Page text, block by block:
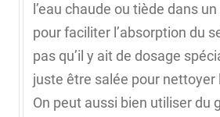
l’eau chaude ou tiède dans
pour faciliter l’absorption du
pas qu’il y ait de dosage
juste être salée pour
On peut aussi bien utiliser du